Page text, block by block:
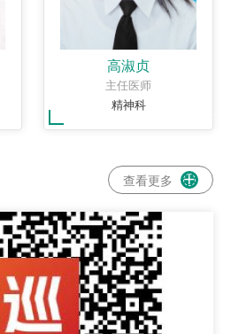
高淑贞
主任医师
精神科
查看更多 